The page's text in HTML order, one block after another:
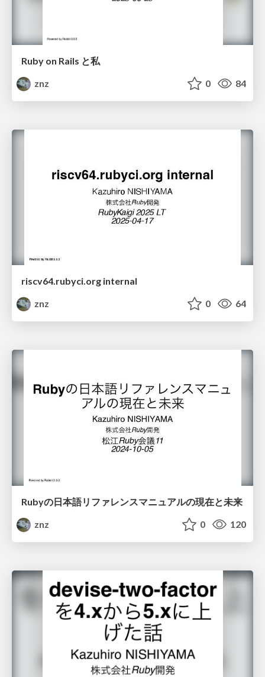
Ruby on Rails と私
znz
0 84
riscv64.rubyci.org internal
znz
0 64
Rubyの日本語リファレンスマニュアルの現在と未来
znz
0 120